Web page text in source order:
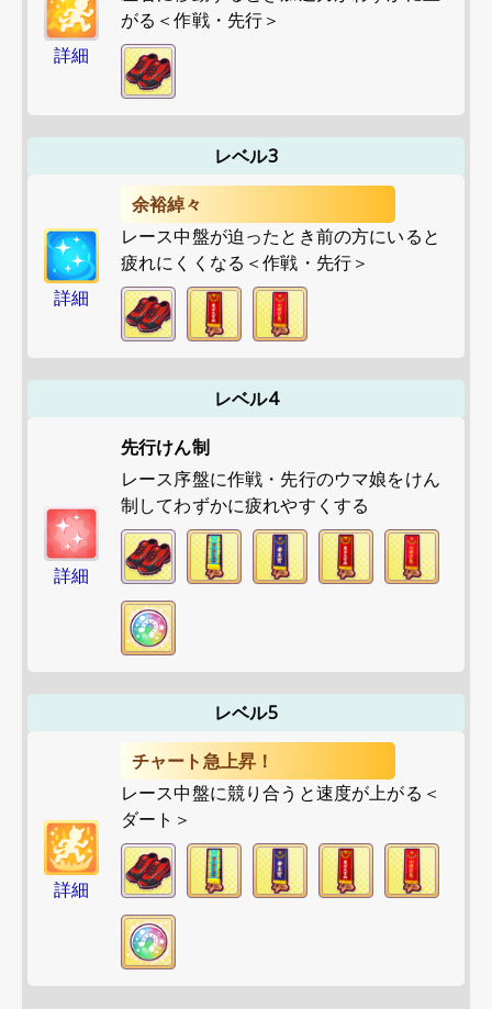
詳細
がる＜作戦・先行＞
レベル3
詳細
余裕綽々
レース中盤が迫ったとき前の方にいると
疲れにくくなる＜作戦・先行＞
レベル4
詳細
先行けん制
レース序盤に作戦・先行のウマ娘をけん
制してわずかに疲れやすくする
レベル5
詳細
チャート急上昇！
レース中盤に競り合うと速度が上がる＜
ダート＞